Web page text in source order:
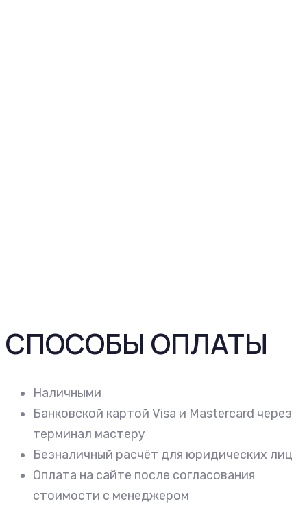
СПОСОБЫ ОПЛАТЫ
Наличными
Банковской картой Visa и Mastercard через
терминал мастеру
Безналичный расчёт для юридических лиц
Оплата на сайте после согласования
стоимости с менеджером